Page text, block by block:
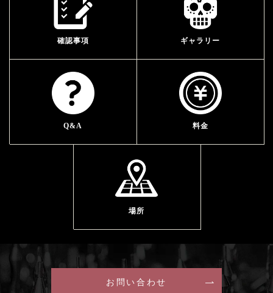
確認事項 ギャラリー
Q&A 料金
場所
お問い合わせ